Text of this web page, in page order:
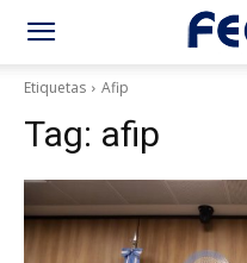
Etiquetas Afip
Tag: afip